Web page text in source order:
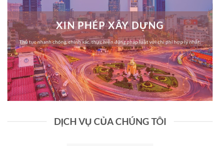
XIN PHÉP XÂY DỰNG
Thủ tục nhanh chóng, chính xác, thực hiện đúng pháp luật với chi phí hợp lý nhất.
DỊCH VỤ CỦA CHÚNG TÔI